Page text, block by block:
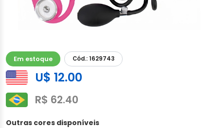
Em estoque Cód.: 1629743
U$ 12.00
R$ 62.40
Outras cores disponíveis